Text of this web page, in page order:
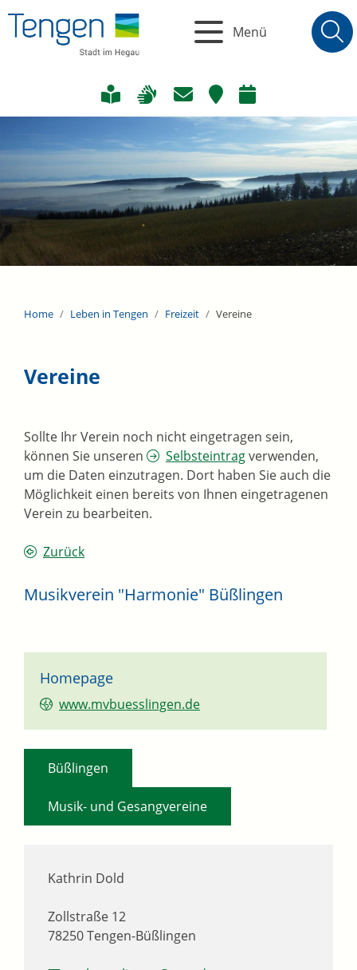
Menü
Home Leben in Tengen Freizeit Vereine
Vereine
Sollte Ihr Verein noch nicht eingetragen sein,
können Sie unseren
Selbsteintragverwenden,
um die Daten einzutragen. Dort haben Sie auch die
Möglichkeit einen bereits von Ihnen eingetragenen
Verein zu bearbeiten.
Zurück
Musikverein "Harmonie" Büßlingen
Homepage
www.mvbuesslingen.de
Kathrin Dold
Zollstraße 12
78250Tengen-Büßlingen
Büßlingen
Musik- und Gesangvereine